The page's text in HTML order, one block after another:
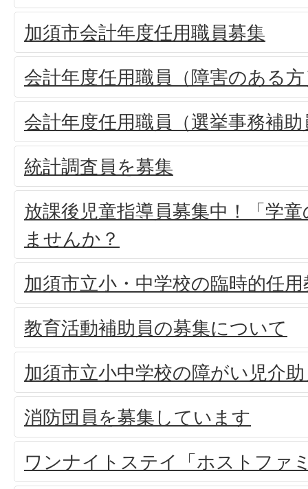
加須市会計年度任用職員募集
会計年度任用職員（障害のある
会計年度任用職員（選挙事務補
統計調査員を募集
放課後児童指導員募集中！「学
ませんか？
加須市立小・中学校の臨時的任
教育活動補助員の募集について
加須市立小中学校の障がい児介
消防団員を募集しています
ワンナイトステイ「ホストファ